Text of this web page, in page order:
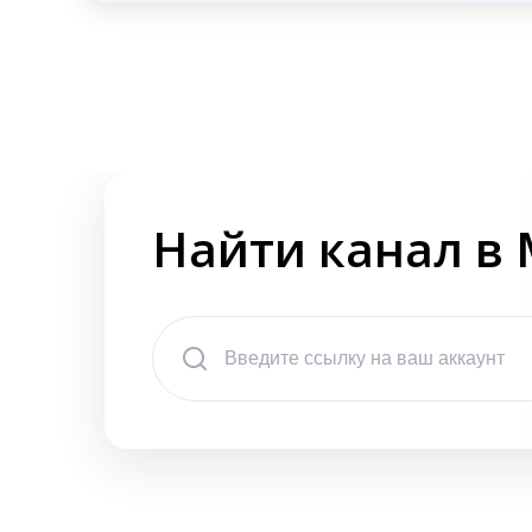
Найти канал в